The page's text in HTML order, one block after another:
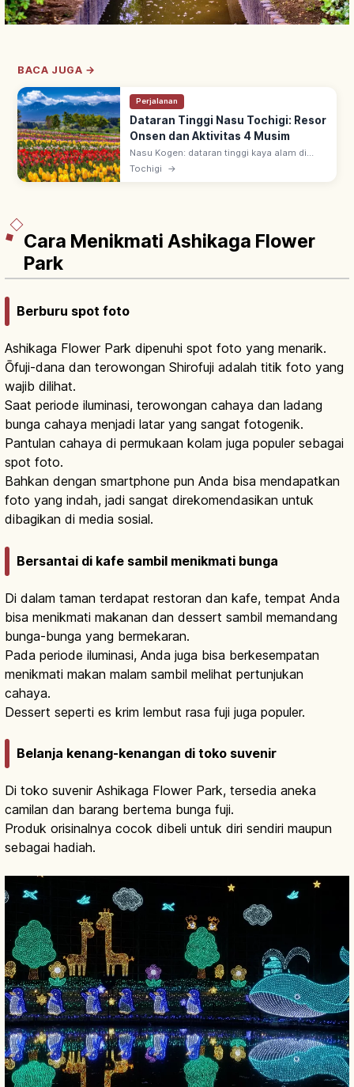
BACA JUGA →
Perjalanan
Dataran Tinggi Nasu Tochigi: Resor
Onsen dan Aktivitas 4 Musim
Nasu Kogen: dataran tinggi kaya alam di
Tochigi utara. Akses mudah dari Tokyo,
dengan onsen, peternakan, seni, kuliner, dan
Tochigi →
Cara Menikmati Ashikaga Flower
Park
Berburu spot foto
Ashikaga Flower Park dipenuhi spot foto yang menarik.
Ōfuji-dana dan terowongan Shirofuji adalah titik foto yang
wajib dilihat.
Saat periode iluminasi, terowongan cahaya dan ladang
bunga cahaya menjadi latar yang sangat fotogenik.
Pantulan cahaya di permukaan kolam juga populer sebagai
spot foto.
Bahkan dengan smartphone pun Anda bisa mendapatkan
foto yang indah, jadi sangat direkomendasikan untuk
dibagikan di media sosial.
Bersantai di kafe sambil menikmati bunga
Di dalam taman terdapat restoran dan kafe, tempat Anda
bisa menikmati makanan dan dessert sambil memandang
bunga-bunga yang bermekaran.
Pada periode iluminasi, Anda juga bisa berkesempatan
menikmati makan malam sambil melihat pertunjukan
cahaya.
Dessert seperti es krim lembut rasa fuji juga populer.
Belanja kenang-kenangan di toko suvenir
Di toko suvenir Ashikaga Flower Park, tersedia aneka
camilan dan barang bertema bunga fuji.
Produk orisinalnya cocok dibeli untuk diri sendiri maupun
sebagai hadiah.